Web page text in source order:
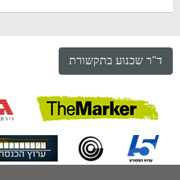
ד"ר שכנוע בתקשורת